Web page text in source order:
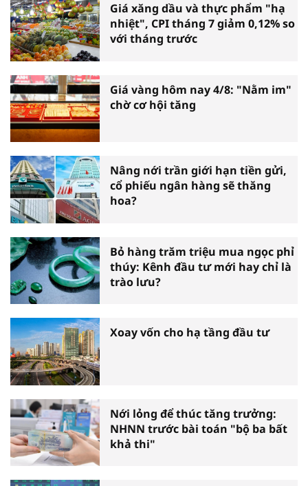
Giá xăng dầu và thực phẩm "hạ
nhiệt", CPI tháng 7 giảm 0,12% so
với tháng trước
Giá vàng hôm nay 4/8: "Nằm im"
chờ cơ hội tăng
Nâng nới trần giới hạn tiền gửi,
cổ phiếu ngân hàng sẽ thăng
hoa?
Bỏ hàng trăm triệu mua ngọc phỉ
thúy: Kênh đầu tư mới hay chỉ là
trào lưu?
Xoay vốn cho hạ tầng đầu tư
Nới lỏng để thúc tăng trưởng:
NHNN trước bài toán "bộ ba bất
khả thi"